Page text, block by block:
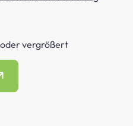
vergrößert